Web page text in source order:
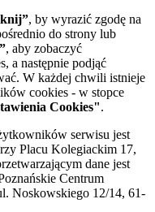
, by wyrazić zgodę na
do strony lub
, aby zobaczyć
a następnie podjąć
W każdej chwili istnieje
cookies - w stopce
Cookies".
serwisu jest
Placu Kolegiackim 17,
dane jest
Centrum
Noskowskiego 12/14, 61-